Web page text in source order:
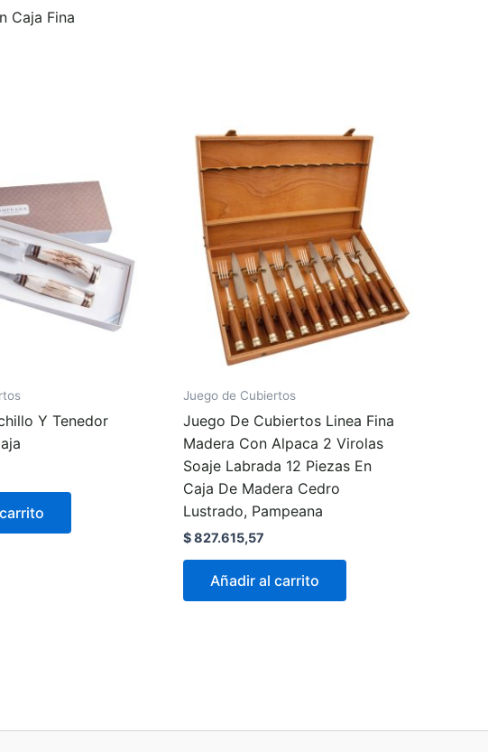
Caja Fina
Y Tenedor
Juego de Cubiertos
Juego De Cubiertos Linea Fina
Madera Con Alpaca 2 Virolas
Soaje Labrada 12 Piezas En
Caja De Madera Cedro
Lustrado, Pampeana
$827.615,57
Añadir al carrito